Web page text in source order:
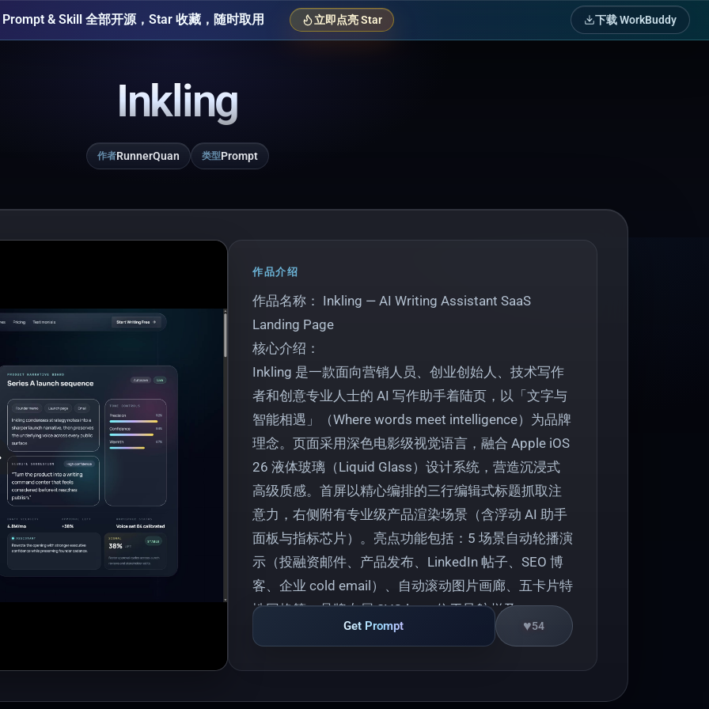
& Skill 全部开源，Star 收藏，随时取用 立即点亮 Star 下载 WorkBuddy
Inkling
作者RunnerQuan 类型Prompt
作品介绍
作品名称： Inkling — AI Writing Assistant SaaS
Landing Page
核心介绍：
Inkling 是一款面向营销人员、创业创始人、技术写作
者和创意专业人士的 AI 写作助手着陆页，以「文字与
智能相遇」（Where words meet intelligence）为品牌
理念。页面采用深色电影级视觉语言，融合 Apple iOS
26 液体玻璃（Liquid Glass）设计系统，营造沉浸式
高级质感。首屏以精心编排的三行编辑式标题抓取注
意力，右侧附有专业级产品渲染场景（含浮动 AI 助手
面板与指标芯片）。亮点功能包括：5 场景自动轮播演
示（投融资邮件、产品发布、LinkedIn 帖子、SEO 博
客、企业 cold email）、自动滚动图片画廊、五卡片特
性网格等。品牌专属 SVG logo 位于导航栏及
favicon，配套 OG 社交预览图。整体无任何通用 SaaS
Get Prompt ♥54